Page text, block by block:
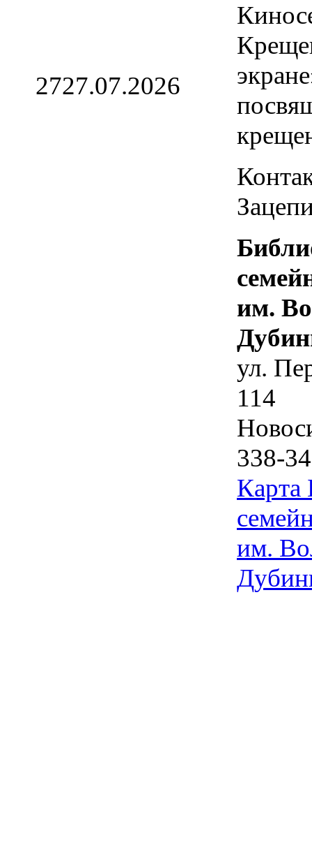
2727.07.2026
им.
ул.
114
338-
Карта
им.